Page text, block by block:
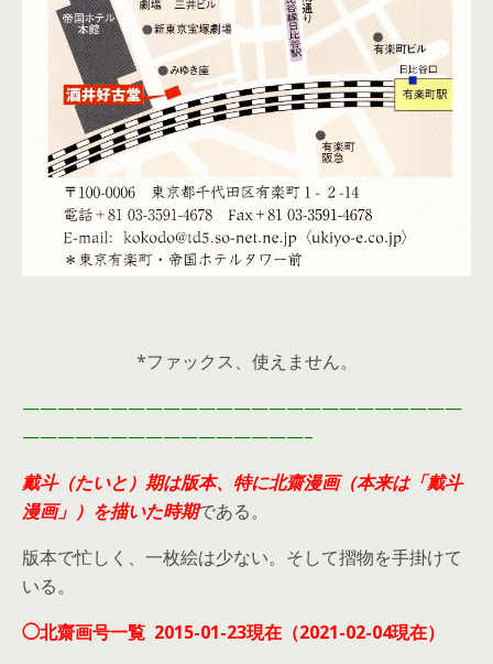
*ファックス、使えません。
—————————————————————————
————————————————–
戴斗（たいと）期は版本、特に北齋漫画（本来は「戴斗
漫画」）を描いた時期である。
版本で忙しく、一枚絵は少ない。そして摺物を手掛けて
いる。
◯北齋画号一覧 2015-01-23現在（2021-02-04現在）